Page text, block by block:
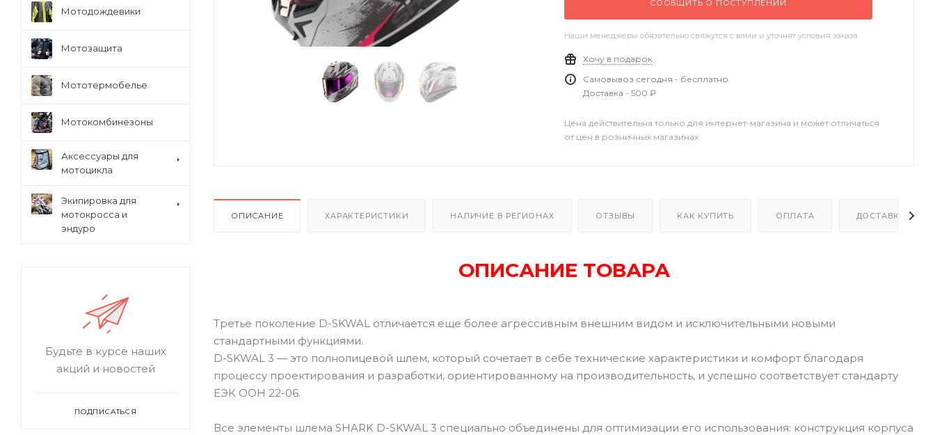
СООБЩИТЬ О ПОСТУПЛЕНИИ
Наши менеджеры обязательно свяжутся с вами и уточнят условия заказа
Хочу в подарок
Самовывоз сегодня - бесплатно
Доставка - 500 ₽
Цена действительна только для интернет-магазина и может отличаться
от цен в розничных магазинах
ОПИСАНИЕ ХАРАКТЕРИСТИКИ НАЛИЧИЕ В РЕГИОНАХ ОТЗЫВЫ КАК КУПИТЬ ОПЛАТА ДОСТАВКА
ОПИСАНИЕ ТОВАРА
Третье поколение D-SKWAL отличается еще более агрессивным внешним видом и исключительными новыми
стандартными функциями.
D-SKWAL 3 — это полнолицевой шлем, который сочетает в себе технические характеристики и комфорт благодаря
процессу проектирования и разработки, ориентированному на производительность, и успешно соответствует стандарту
ЕЭК ООН 22-06.
Все элементы шлема SHARK D-SKWAL 3 специально объединены для оптимизации его использования: конструкция корпуса
Мотодождевики
Мотозащита
Мототермобелье
Мотокомбинезоны
Аксессуары для
мотоцикла
Экипировка для
мотокросса и
эндуро
Будьте в курсе наших
акций и новостей
ПОДПИСАТЬСЯ